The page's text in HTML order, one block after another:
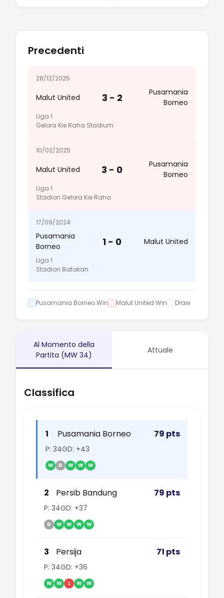
Precedenti
28/12/2025
Malut United 3 - 2
Pusamania
Borneo
Liga 1
Gelora Kie Raha Stadium
10/02/2025
Malut United 3 - 0
Pusamania
Borneo
Liga 1
Stadion Gelora Kie Raha
17/09/2024
Pusamania
Borneo
1 - 0 Malut United
Liga 1
Stadion Batakan
Pusamania Borneo Win Malut United Win Draw
Al Momento della
Partita (MW 34)
Attuale
Classifica
1 Pusamania Borneo 79 pts
P: 34GD: +43
W D W W W
2 Persib Bandung 79 pts
P: 34GD: +37
D W W W W
3 Persija 71 pts
P: 34GD: +36
W W L W W